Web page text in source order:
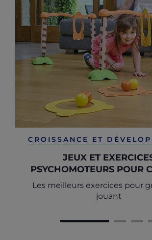
CROISSANCE ET
JEUX ET
PSYCHOMOTEURS POUR
ÉTAPE DE
Les meilleurs exercices pour
jouant